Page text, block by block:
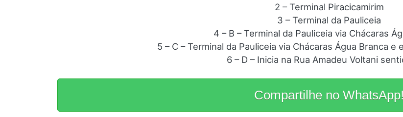
2 – Terminal Piracicamirim
3 – Terminal da Pauliceia
4 – B – Terminal da Pauliceia via Chácaras
5 – C – Terminal da Pauliceia via Chácaras Água Branca
6 – D – Inicia na Rua Amadeu Voltani
Compartilhe no WhatsApp!